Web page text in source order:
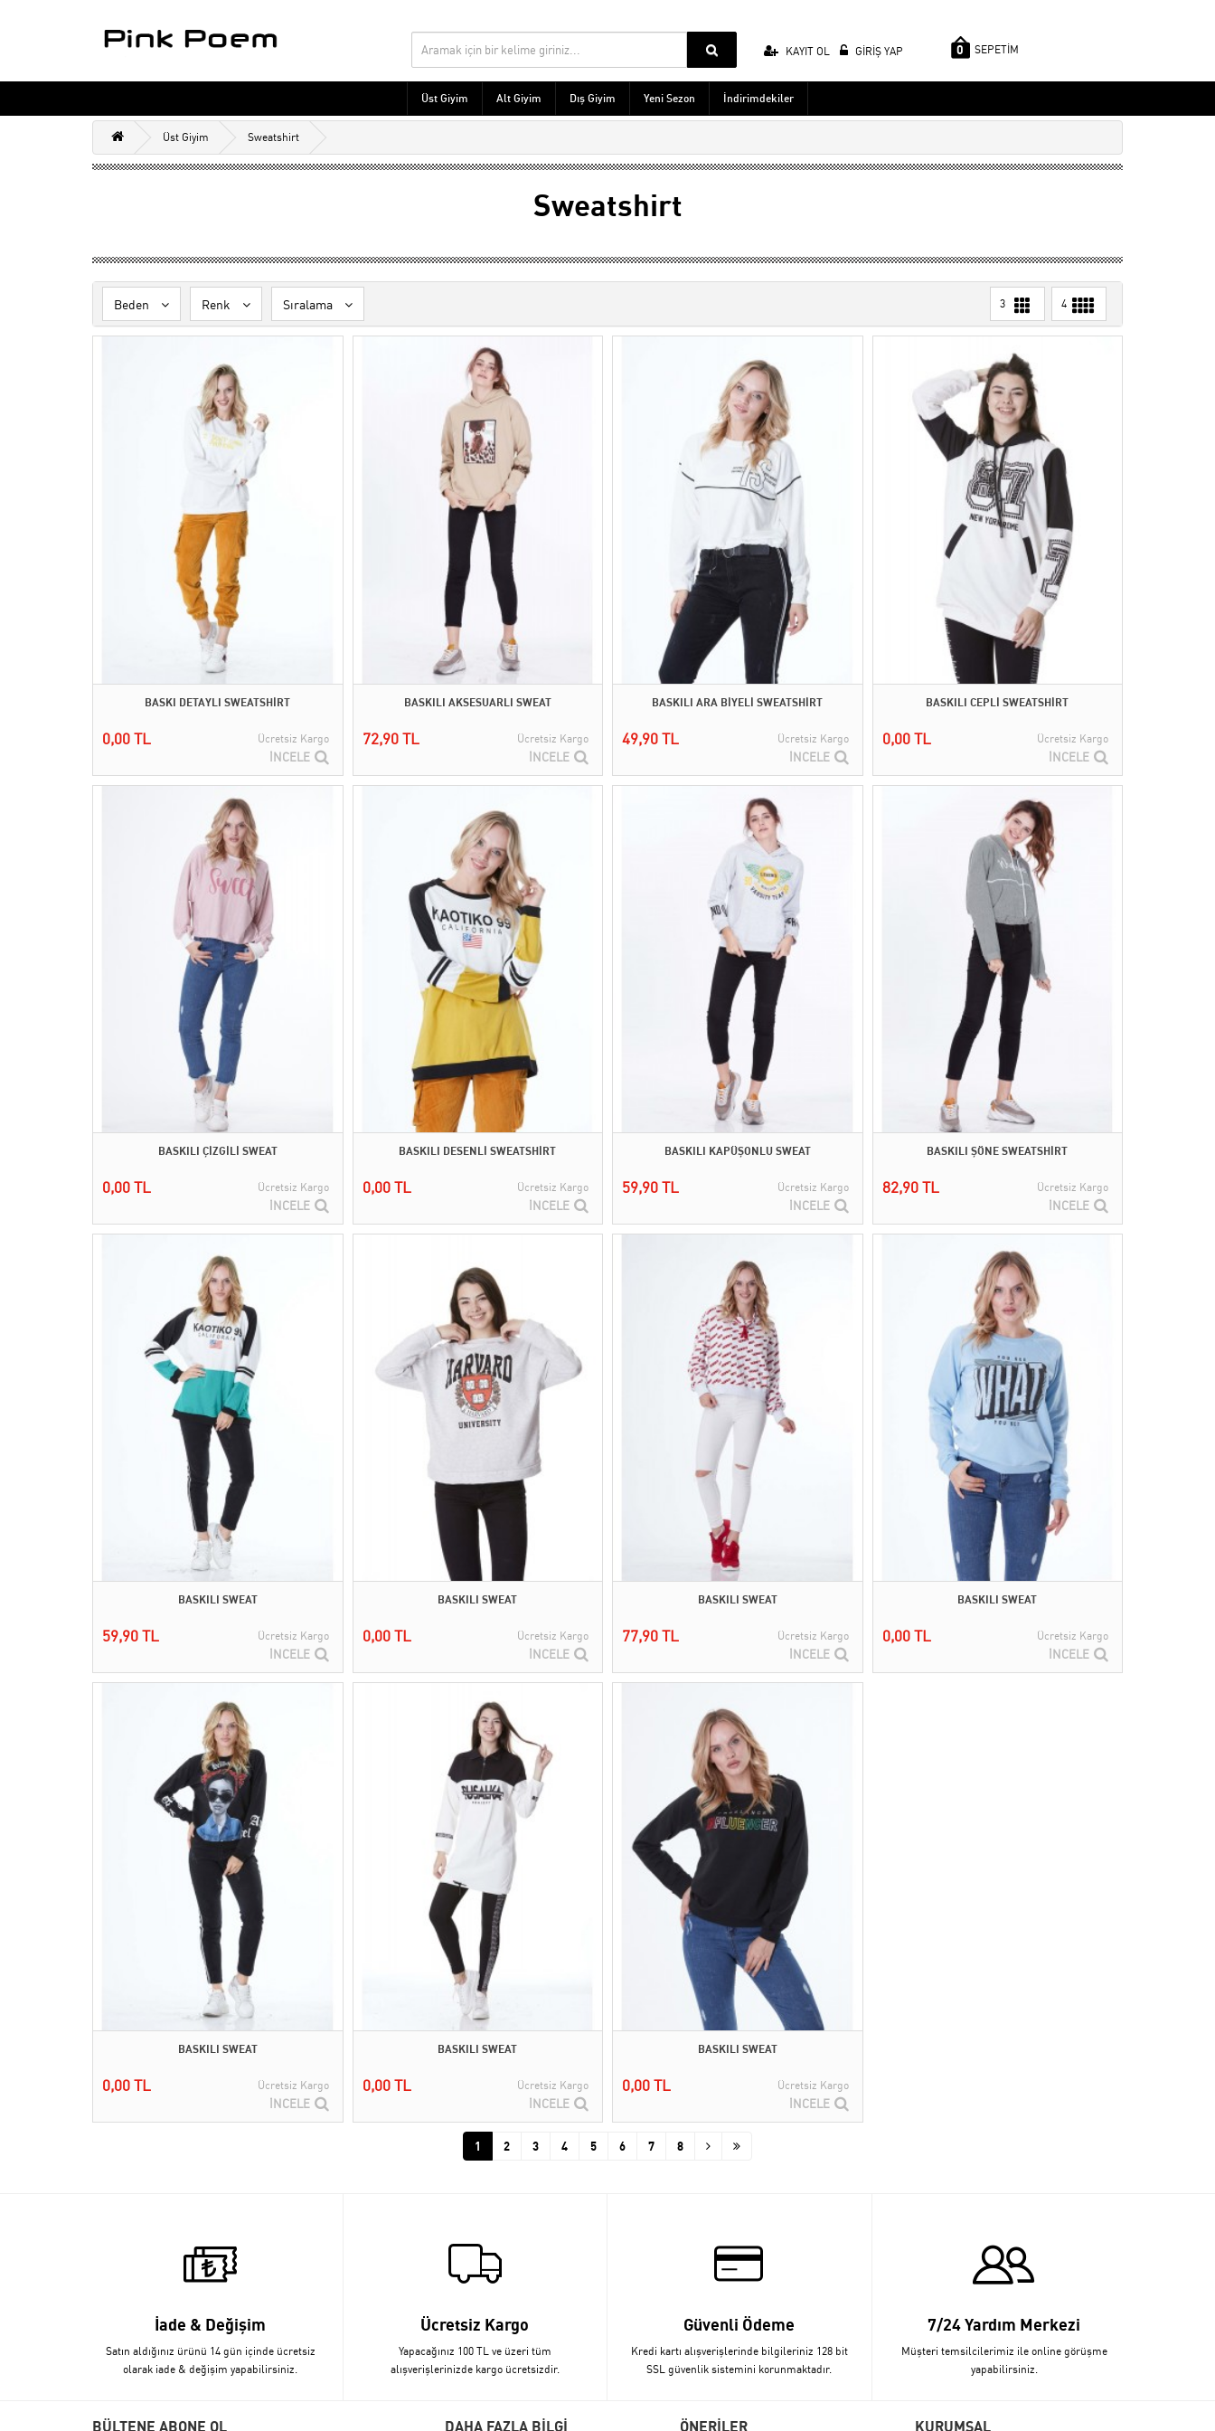
KAYIT OL GİRİŞ YAP 0 SEPETİM
Üst Giyim Alt Giyim Dış Giyim Yeni Sezon İndirimdekiler
Üst Giyim Sweatshirt
Sweatshirt
Beden Renk Sıralama 3 4
BASKI DETAYLI SWEATSHİRT
0,00 TL Ücretsiz Kargo
İNCELE
BASKILI AKSESUARLI SWEAT
72,90 TL Ücretsiz Kargo
İNCELE
BASKILI ARA BİYELİ SWEATSHİRT
49,90 TL Ücretsiz Kargo
İNCELE
BASKILI CEPLİ SWEATSHİRT
0,00 TL Ücretsiz Kargo
İNCELE
BASKILI ÇİZGİLİ SWEAT
0,00 TL Ücretsiz Kargo
İNCELE
BASKILI DESENLİ SWEATSHİRT
0,00 TL Ücretsiz Kargo
İNCELE
BASKILI KAPÜŞONLU SWEAT
59,90 TL Ücretsiz Kargo
İNCELE
BASKILI ŞÖNE SWEATSHİRT
82,90 TL Ücretsiz Kargo
İNCELE
BASKILI SWEAT
59,90 TL Ücretsiz Kargo
İNCELE
BASKILI SWEAT
0,00 TL Ücretsiz Kargo
İNCELE
BASKILI SWEAT
77,90 TL Ücretsiz Kargo
İNCELE
BASKILI SWEAT
0,00 TL Ücretsiz Kargo
İNCELE
BASKILI SWEAT
0,00 TL Ücretsiz Kargo
İNCELE
BASKILI SWEAT
0,00 TL Ücretsiz Kargo
İNCELE
BASKILI SWEAT
0,00 TL Ücretsiz Kargo
İNCELE
1 2 3 4 5 6 7 8
İade & Değişim
Satın aldığınız ürünü 14 gün içinde ücretsiz
olarak iade & değişim yapabilirsiniz.
Ücretsiz Kargo
Yapacağınız 100 TL ve üzeri tüm
alışverişlerinizde kargo ücretsizdir.
Güvenli Ödeme
Kredi kartı alışverişlerinde bilgileriniz 128 bit
SSL güvenlik sistemini korunmaktadır.
7/24 Yardım Merkezi
Müşteri temsilcilerimiz ile online görüşme
yapabilirsiniz.
BÜLTENE ABONE OL DAHA FAZLA BİLGİ ÖNERİLER KURUMSAL